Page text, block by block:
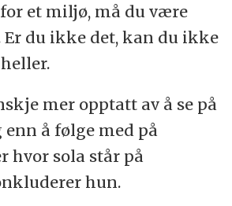
et miljø, må du være
du ikke det, kan du ikke
mer opptatt av å se på
å følge med på
hvor sola står på
hun.